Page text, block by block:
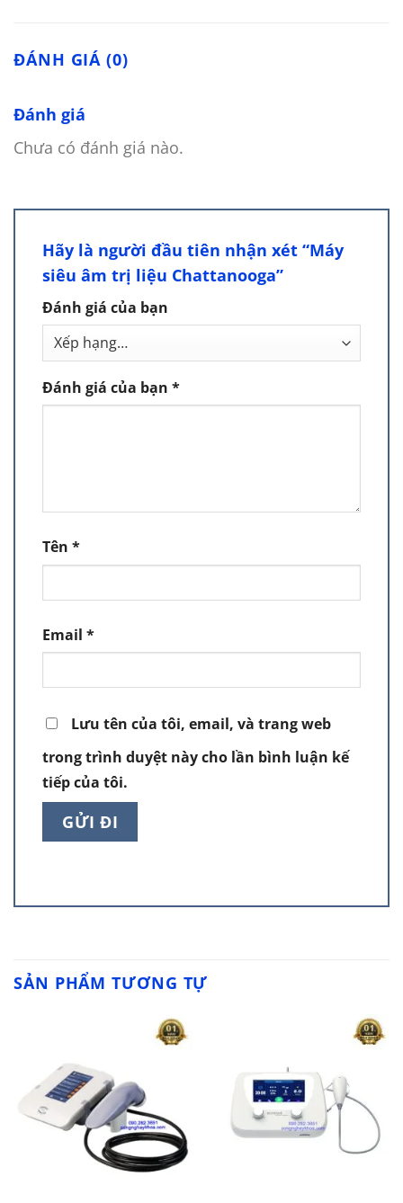
ĐÁNH GIÁ (0)
Đánh giá
Chưa có đánh giá nào.
Hãy là người đầu tiên nhận xét “Máy
siêu âm trị liệu Chattanooga”
Đánh giá của bạn
Đánh giá của bạn *
Tên *
Email *
Lưu tên của tôi, email, và trang web
trong trình duyệt này cho lần bình luận kế
tiếp của tôi.
SẢN PHẨM TƯƠNG TỰ